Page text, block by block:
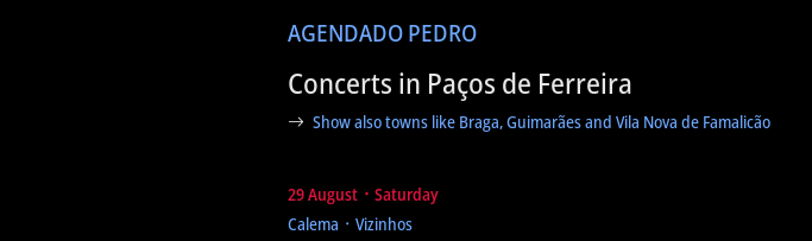
AGENDADO PEDRO
Concerts in Paços de Ferreira
Show also towns like Braga, Guimarães and Vila Nova de Famalicão
29 August ᛫ Saturday
Calema ᛫ Vizinhos